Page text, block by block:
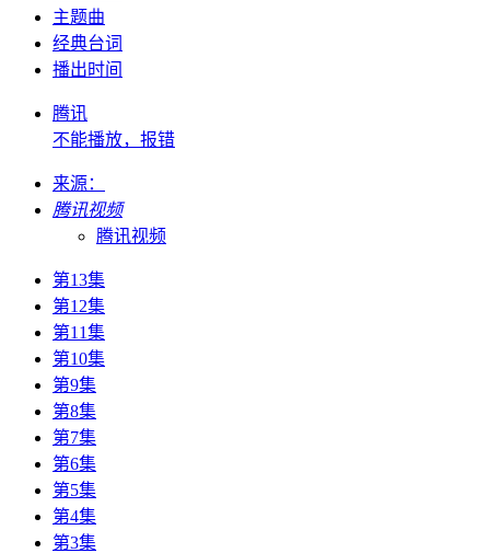
主题曲
经典台词
播出时间
腾讯
不能播放，报错
来源：
腾讯视频
腾讯视频
第13集
第12集
第11集
第10集
第9集
第8集
第7集
第6集
第5集
第4集
第3集